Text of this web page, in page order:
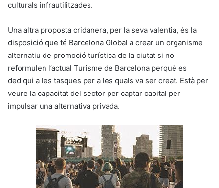
culturals infrautilitzades.
Una altra proposta cridanera, per la seva valentia, és la
disposició que té Barcelona Global a crear un organisme
alternatiu de promoció turística de la ciutat si no
reformulen l’actual Turisme de Barcelona perquè es
dediqui a les tasques per a les quals va ser creat. Està per
veure la capacitat del sector per captar capital per
impulsar una alternativa privada.